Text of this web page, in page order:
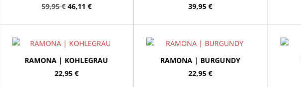
59,95€ Ursprünglicher
59,95 €
46,11 €Aktueller
46,11 €.
39,95€
RAMONA | KOHLEGRAU
22,95 €
RAMONA | BURGUNDY
22,95€